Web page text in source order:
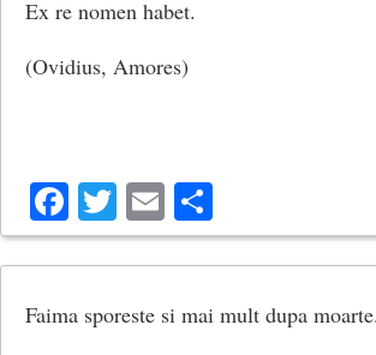
Ex re nomen habet.
(Ovidius, Amores)
Facebook
Twitter
Email
Faima sporeste si mai mult dupa moarte.